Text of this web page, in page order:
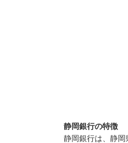
静岡銀行の特徴
静岡銀行は、静岡